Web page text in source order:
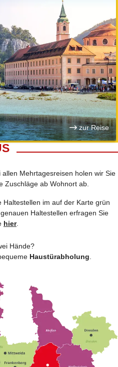
zur Reise
Mehrtages­reisen holen wir Sie
Zuschläge ab Wohnort ab.
im auf der Karte grün
Haltestellen erfragen Sie
hier.
Hände?
Haustürabholung.